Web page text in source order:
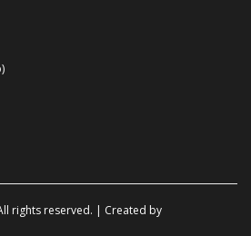
rights reserved. | Created by